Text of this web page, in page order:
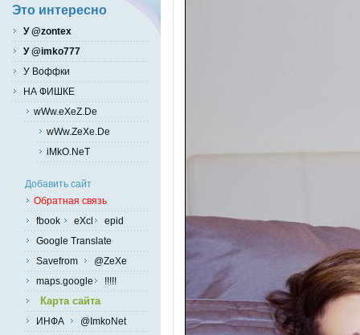
Это интересно
У @zontex
У @imko777
У Воффки
НА ФИШКЕ
wWw.eXeZ.De
wWw.ZeXe.De
iMkO.NeT
Добавить сайт
Обратная связь
fbook
eXcl
epid
Google Translate
Savefrom
@ZeXe
maps.google
!!!!!
Карта сайта
ИНФА
@ImkoNet